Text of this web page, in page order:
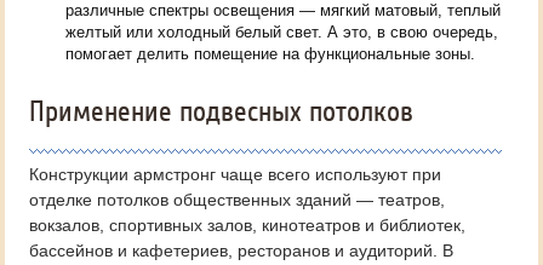
различные спектры освещения — мягкий матовый, теплый
желтый или холодный белый свет. А это, в свою очередь,
помогает делить помещение на функциональные зоны.
Применение подвесных потолков
Конструкции армстронг чаще всего используют при
отделке потолков общественных зданий — театров,
вокзалов, спортивных залов, кинотеатров и библиотек,
бассейнов и кафетериев, ресторанов и аудиторий. В